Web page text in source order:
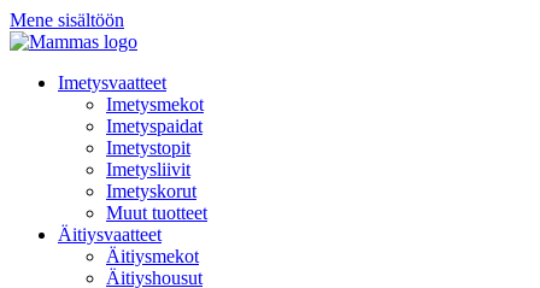
Mene sisältöön
Imetysvaatteet
Imetysmekot
Imetyspaidat
Imetystopit
Imetysliivit
Imetyskorut
Muut tuotteet
Äitiysvaatteet
Äitiysmekot
Äitiyshousut